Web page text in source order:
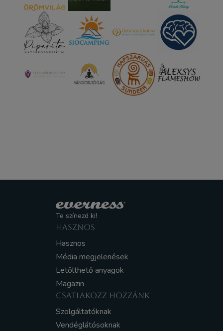
Te színezd ki!
HASZNOS
Hasznos
Média megjelenések
Letölthető anyagok
Magazin
CSATLAKOZZ HOZZÁNK
Szolgáltatóknak
Vendéglátósoknak